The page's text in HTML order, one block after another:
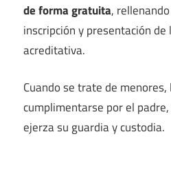
de forma gratuita,
inscripción y presentación
acreditativa.
Cuando se trate de
cumplimentarse por el
ejerza su guardia y custodia.